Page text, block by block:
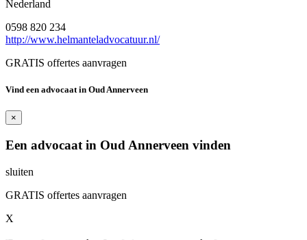
Nederland
0598 820 234
http://www.helmanteladvocatuur.nl/
GRATIS offertes aanvragen
Vind een advocaat in Oud Annerveen
×
Een advocaat in Oud Annerveen vinden
sluiten
GRATIS offertes aanvragen
X